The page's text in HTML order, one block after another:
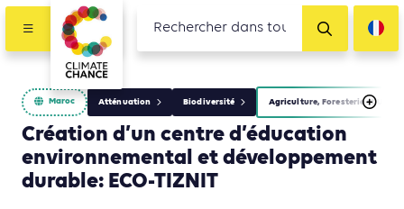
Maroc Atténuation Biodiversité Agriculture, Foresterie et
Création d’un centre d’éducation
environnemental et développement
durable: ECO-TIZNIT